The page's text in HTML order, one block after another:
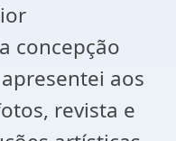
concepção
aos
revista e